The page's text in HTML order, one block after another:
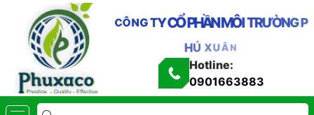
CÔNGTYCỔPHẦNMÔITRƯỜNGP
HÚ XUÂN
Hotline:
0901663883